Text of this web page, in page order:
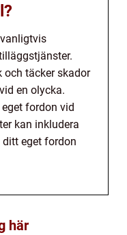
täcker skador
en olycka.
fordon vid
kan inkludera
eget fordon
här